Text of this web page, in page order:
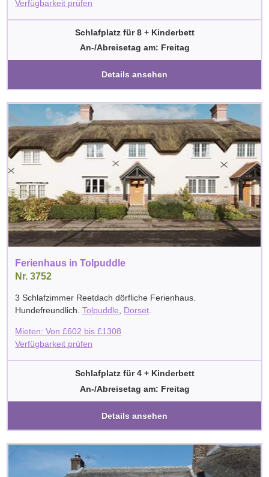
Verfügbarkeit prüfen
Schlafplatz für 8 + Kinderbett
An-/Abreisetag am: Freitag
Details ansehen
Ferienhaus in Tolpuddle
Nr. 3752
3 Schlafzimmer Reetdach dörfliche Ferienhaus.
Hundefreundlich.Tolpuddle Dorset
Mieten: Von£602 bis£1308
Verfügbarkeit prüfen
Schlafplatz für 4 + Kinderbett
An-/Abreisetag am: Freitag
Details ansehen